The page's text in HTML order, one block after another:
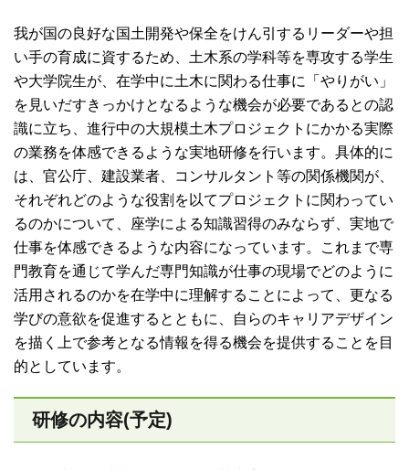
我が国の良好な国土開発や保全をけん引するリーダーや担
い手の育成に資するため、土木系の学科等を専攻する学生
や大学院生が、在学中に土木に関わる仕事に「やりがい」
を見いだすきっかけとなるような機会が必要であるとの認
識に立ち、進行中の大規模土木プロジェクトにかかる実際
の業務を体感できるような実地研修を行います。具体的に
は、官公庁、建設業者、コンサルタント等の関係機関が、
それぞれどのような役割を以てプロジェクトに関わってい
るのかについて、座学による知識習得のみならず、実地で
仕事を体感できるような内容になっています。これまで専
門教育を通じて学んだ専門知識が仕事の現場でどのように
活用されるのかを在学中に理解することによって、更なる
学びの意欲を促進するとともに、自らのキャリアデザイン
を描く上で参考となる情報を得る機会を提供することを目
的としています。
研修の内容(予定)